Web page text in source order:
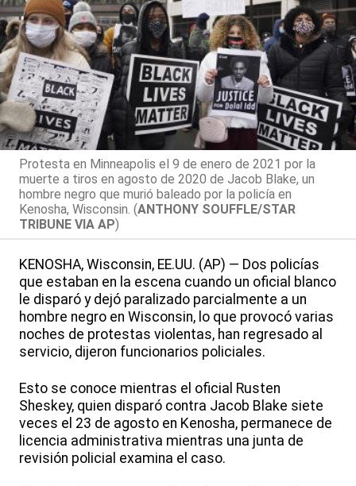
Protesta en Minneapolis el 9 de enero de 2021 por la
muerte a tiros en agosto de 2020 de Jacob Blake, un
hombre negro que murió baleado por la policía en
Kenosha, Wisconsin. (ANTHONY SOUFFLE/STAR
TRIBUNE VIA AP)
KENOSHA, Wisconsin, EE.UU. (AP) — Dos policías
que estaban en la escena cuando un oficial blanco
le disparó y dejó paralizado parcialmente a un
hombre negro en Wisconsin, lo que provocó varias
noches de protestas violentas, han regresado al
servicio, dijeron funcionarios policiales.
Esto se conoce mientras el oficial Rusten
Sheskey, quien disparó contra Jacob Blake siete
veces el 23 de agosto en Kenosha, permanece de
licencia administrativa mientras una junta de
revisión policial examina el caso.